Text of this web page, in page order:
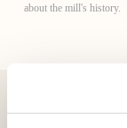
about the mill's history.